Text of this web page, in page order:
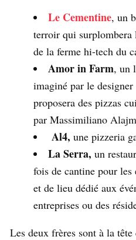
Le Cementine, un
terroir qui surplombera
de la ferme hi-tech du
Amor in Farm, un
imaginé par le designer
proposera des pizzas
par Massimiliano
Al4, une pizzeria
La Serra, un
fois de cantine pour les
et de lieu dédié aux
entreprises ou des
Les deux frères sont à la tête